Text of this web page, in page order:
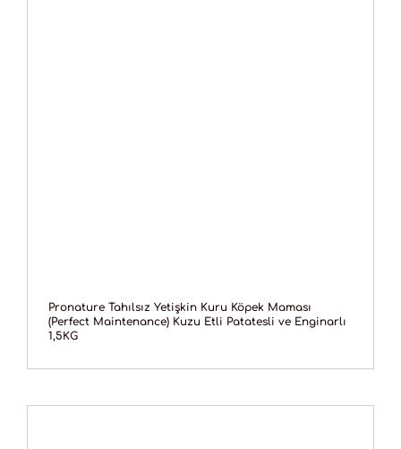
Pronature Tahılsız Yetişkin Kuru Köpek Maması
(Perfect Maintenance) Kuzu Etli Patatesli ve Enginarlı
1,5KG